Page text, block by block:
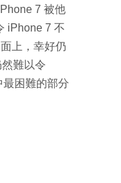
7 被他
iPhone 7 不
上，幸好仍
難以令
困難的部分